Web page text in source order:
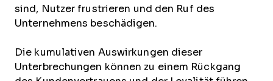
sind, Nutzer frustrieren und den Ruf des
Unternehmens beschädigen.
Die kumulativen Auswirkungen dieser
Unterbrechungen können zu einem Rückgang